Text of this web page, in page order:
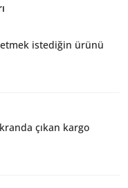
istediğin ürünü
çıkan kargo